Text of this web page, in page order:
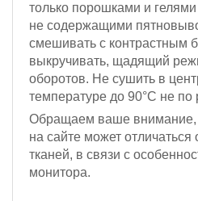
только порошками и
не содержащими
смешивать с контрастным
выкручивать, щадящий
оборотов. Не сушить в
температуре до 90°С не по
Обращаем ваше внимание,
на сайте может отличаться
тканей, в связи с
монитора.